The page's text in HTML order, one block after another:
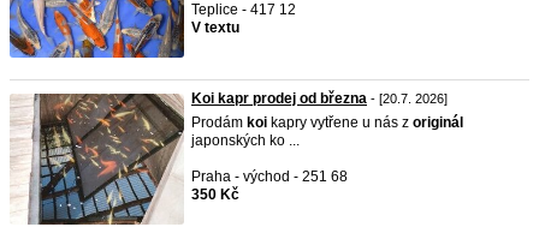
Teplice - 417 12
V textu
Koi kapr prodej od března - [20.7. 2026]
Prodám koi kapry vytřene u nás z originál
japonských ko ...
Praha - východ - 251 68
350 Kč